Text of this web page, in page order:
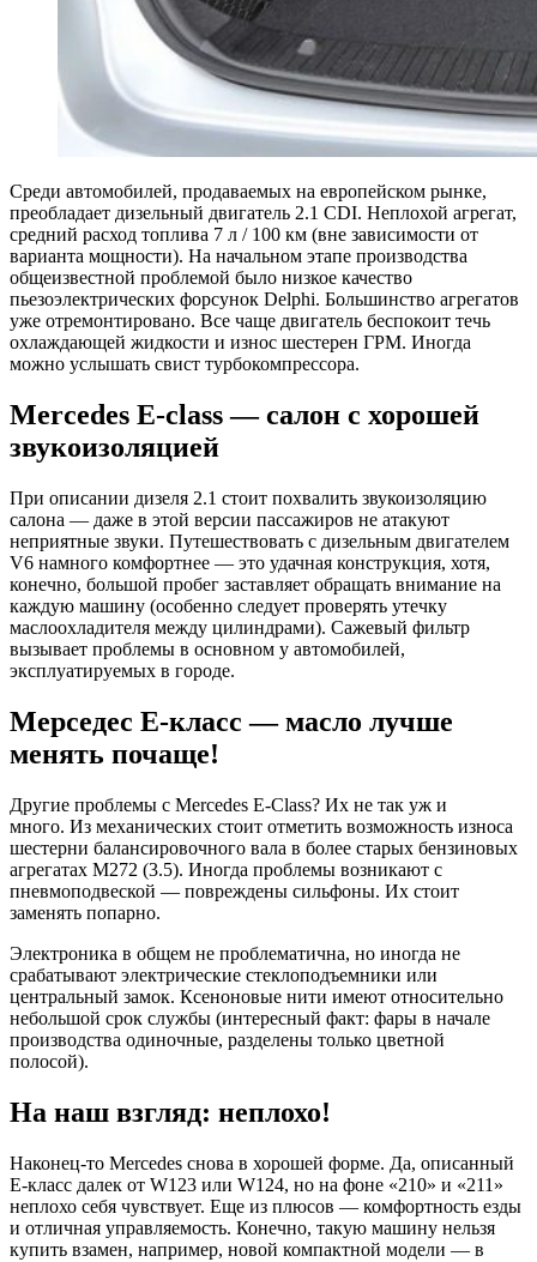
Среди автомобилей, продаваемых на европейском рынке,
преобладает дизельный двигатель 2.1 CDI. Неплохой агрегат,
средний расход топлива 7 л / 100 км (вне зависимости от
варианта мощности). На начальном этапе производства
общеизвестной проблемой было низкое качество
пьезоэлектрических форсунок Delphi. Большинство агрегатов
уже отремонтировано. Все чаще двигатель беспокоит течь
охлаждающей жидкости и износ шестерен ГРМ. Иногда
можно услышать свист турбокомпрессора.
Mercedes E-class — салон с хорошей
звукоизоляцией
При описании дизеля 2.1 стоит похвалить звукоизоляцию
салона — даже в этой версии пассажиров не атакуют
неприятные звуки. Путешествовать с дизельным двигателем
V6 намного комфортнее — это удачная конструкция, хотя,
конечно, большой пробег заставляет обращать внимание на
каждую машину (особенно следует проверять утечку
маслоохладителя между цилиндрами). Сажевый фильтр
вызывает проблемы в основном у автомобилей,
эксплуатируемых в городе.
Мерседес Е-класс — масло лучше
менять почаще!
Другие проблемы с Mercedes E-Class? Их не так уж и
много. Из механических стоит отметить возможность износа
шестерни балансировочного вала в более старых бензиновых
агрегатах М272 (3.5). Иногда проблемы возникают с
пневмоподвеской — повреждены сильфоны. Их стоит
заменять попарно.
Электроника в общем не проблематична, но иногда не
срабатывают электрические стеклоподъемники или
центральный замок. Ксеноновые нити имеют относительно
небольшой срок службы (интересный факт: фары в начале
производства одиночные, разделены только цветной
полосой).
На наш взгляд: неплохо!
Наконец-то Mercedes снова в хорошей форме. Да, описанный
Е-класс далек от W123 или W124, но на фоне «210» и «211»
неплохо себя чувствует. Еще из плюсов — комфортность езды
и отличная управляемость. Конечно, такую ​​машину нельзя
купить взамен, например, новой компактной модели — в